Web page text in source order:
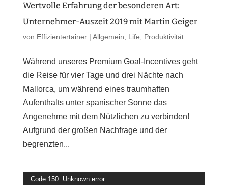
Wertvolle Erfahrung der besonderen Art:
Unternehmer-Auszeit 2019 mit Martin Geiger
von Effizientertainer| Allgemein, Life, Produktivität
Während unseres Premium Goal-Incentives geht
die Reise für vier Tage und drei Nächte nach
Mallorca, um während eines traumhaften
Aufenthalts unter spanischer Sonne das
Angenehme mit dem Nützlichen zu verbinden!
Aufgrund der großen Nachfrage und der
begrenzten...
Video-
Code 150: Unknown error.